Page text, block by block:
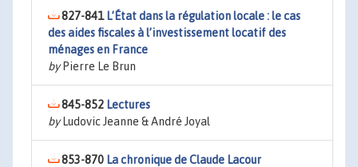
827-841 L’État dans la régulation locale : le cas
des aides fiscales à l’investissement locatif des
ménages en France
byPierre Le Brun
845-852 Lectures
byLudovic Jeanne & André Joyal
853-870 La chronique de Claude Lacour